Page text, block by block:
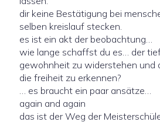
dir keine Bestätigung bei
selben kreislauf stecken.
es ist ein akt der beobachtung…
wie lange schaffst du es… der
gewohnheit zu widerstehen und
die freiheit zu erkennen?
… es braucht ein paar ansätze…
again and again
das ist der Weg der